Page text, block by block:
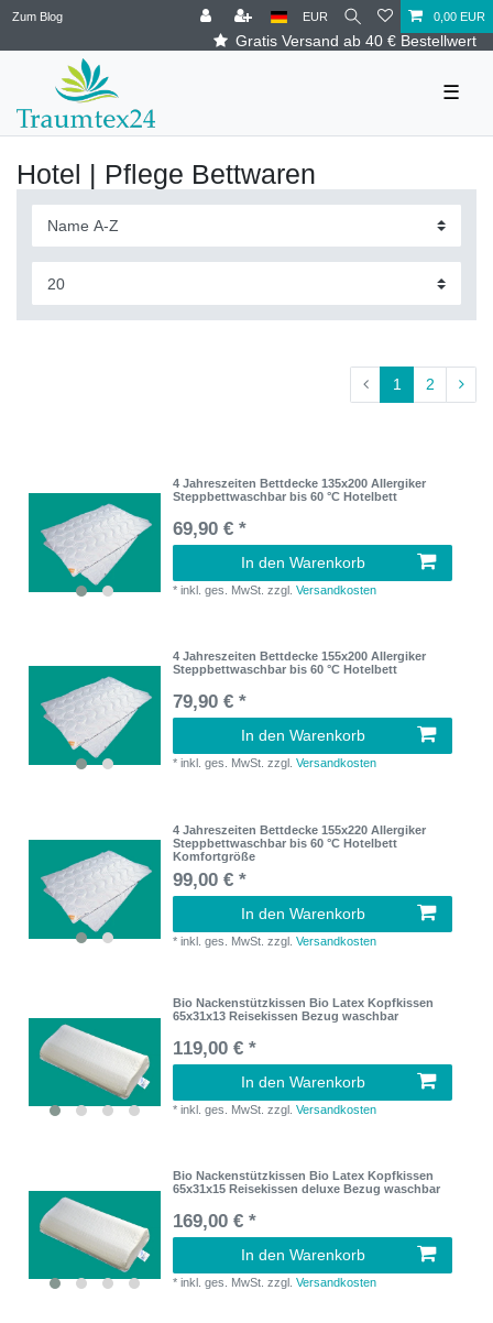
Zum Blog
Gratis Versand ab 40 € Bestellwert
EUR 0,00 EUR
☰
Hotel | Pflege Bettwaren
1 2
4 Jahreszeiten Bettdecke 135x200 Allergiker
Steppbettwaschbar bis 60 °C Hotelbett
69,90 € *
In den Warenkorb
*inkl. ges. MwSt. zzgl.Versandkosten
4 Jahreszeiten Bettdecke 155x200 Allergiker
Steppbettwaschbar bis 60 °C Hotelbett
79,90 € *
In den Warenkorb
*inkl. ges. MwSt. zzgl.Versandkosten
4 Jahreszeiten Bettdecke 155x220 Allergiker
Steppbettwaschbar bis 60 °C Hotelbett
Komfortgröße
99,00 € *
In den Warenkorb
*inkl. ges. MwSt. zzgl.Versandkosten
Bio Nackenstützkissen Bio Latex Kopfkissen
65x31x13 Reisekissen Bezug waschbar
119,00 € *
In den Warenkorb
*inkl. ges. MwSt. zzgl.Versandkosten
Bio Nackenstützkissen Bio Latex Kopfkissen
65x31x15 Reisekissen deluxe Bezug waschbar
169,00 € *
In den Warenkorb
*inkl. ges. MwSt. zzgl.Versandkosten